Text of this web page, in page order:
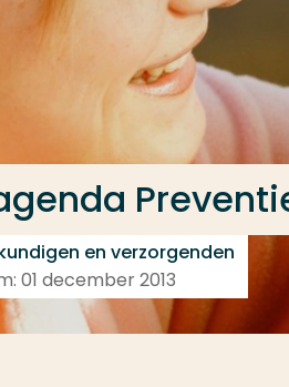
en verzorgenden
01 december 2013